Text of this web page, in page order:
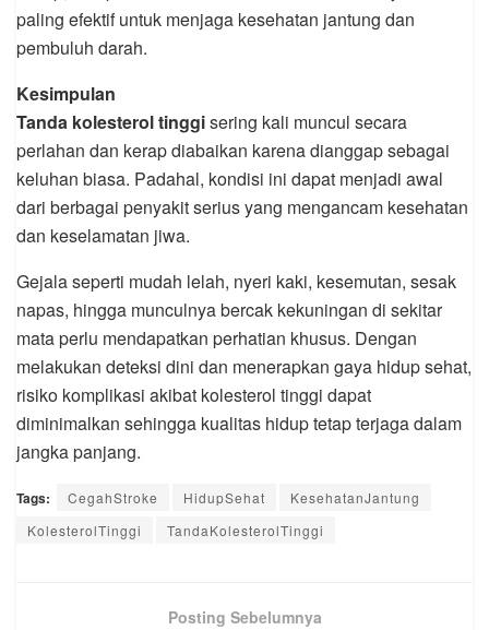
paling efektif untuk menjaga kesehatan jantung dan
pembuluh darah.
Kesimpulan
Tanda kolesterol tinggisering kali muncul secara
perlahan dan kerap diabaikan karena dianggap sebagai
keluhan biasa. Padahal, kondisi ini dapat menjadi awal
dari berbagai penyakit serius yang mengancam kesehatan
dan keselamatan jiwa.
Gejala seperti mudah lelah, nyeri kaki, kesemutan, sesak
napas, hingga munculnya bercak kekuningan di sekitar
mata perlu mendapatkan perhatian khusus. Dengan
melakukan deteksi dini dan menerapkan gaya hidup sehat,
risiko komplikasi akibat kolesterol tinggi dapat
diminimalkan sehingga kualitas hidup tetap terjaga dalam
jangka panjang.
Tags: CegahStroke HidupSehat
KesehatanJantung
KolesterolTinggi
TandaKolesterolTinggi
Posting Sebelumnya